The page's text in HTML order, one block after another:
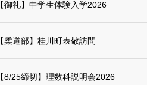
【御礼】中学生体験入学2026
【柔道部】桂川町表敬訪問
【8/25締切】理数科説明会2026